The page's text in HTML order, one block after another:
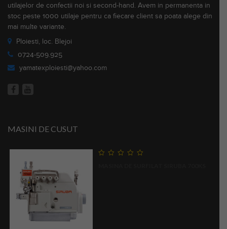
utilajelor de confectii noi si second-hand. Avem in permanenta in
stoc peste 1000 utilaje pentru ca fiecare client sa poata alege din
mai multe variante.
Ploiesti, loc. Blejoi
0724-509.925
yamatexploiesti@yahoo.com
MASINI DE CUSUT